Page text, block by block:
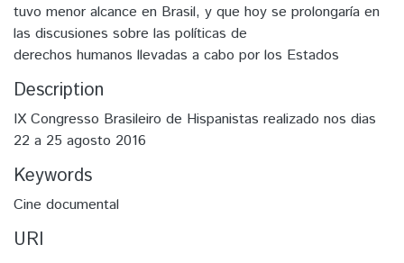
tuvo menor alcance en Brasil, y que hoy se prolongaría en
las discusiones sobre las políticas de
derechos humanos llevadas a cabo por los Estados
Description
IX Congresso Brasileiro de Hispanistas realizado nos dias
22 a 25 agosto 2016
Keywords
Cine documental
URI